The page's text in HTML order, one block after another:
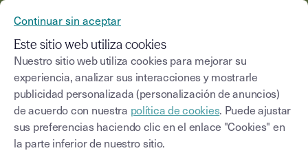
Blog
Seleccionar una categoría Saisissez un terme
Continuar sin aceptar
Este sitio web utiliza cookies
Nuestro sitio web utiliza cookies para mejorar su
experiencia, analizar sus interacciones y mostrarle
publicidad personalizada (personalización de anuncios)
de acuerdo con nuestra política de cookies. Puede ajustar
sus preferencias haciendo clic en el enlace "Cookies" en
la parte inferior de nuestro sitio.